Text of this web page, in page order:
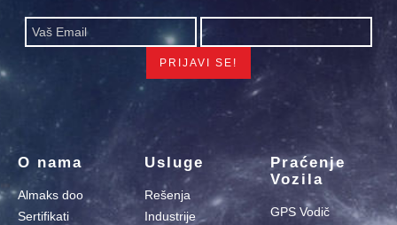
O nama
Almaks doo
Sertifikati
Usluge
Rešenja
Industrije
Praćenje
Vozila
GPS Vodič